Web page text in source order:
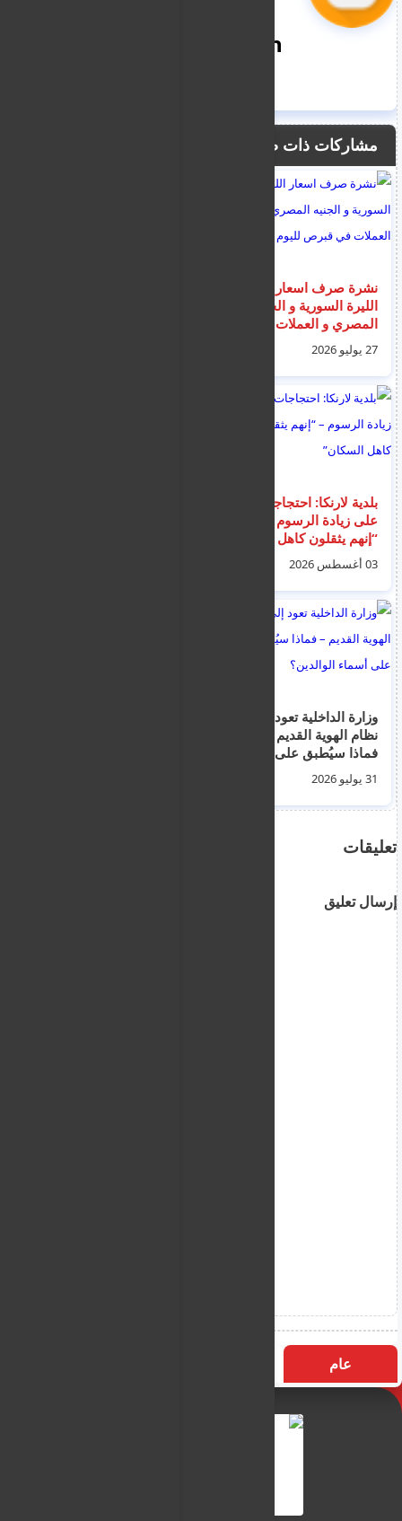
nooreddin
مشاركات ذات صلة
نشرة صرف اسعار
الليرة السورية و الجنيه
المصري و العملات في
قبرص لليوم الاثنين27 يوليو 2026
بلدية لارنكا: احتجاجات
على زيادة الرسوم –
“إنهم يثقلون كاهل
السكان”03 أغسطس 2026
وزارة الداخلية تعود إلى
نظام الهوية القديم –
فماذا سيُطبق على
أسماء الوالدين؟31 يوليو 2026
تعليقات
إرسال تعليق
عام